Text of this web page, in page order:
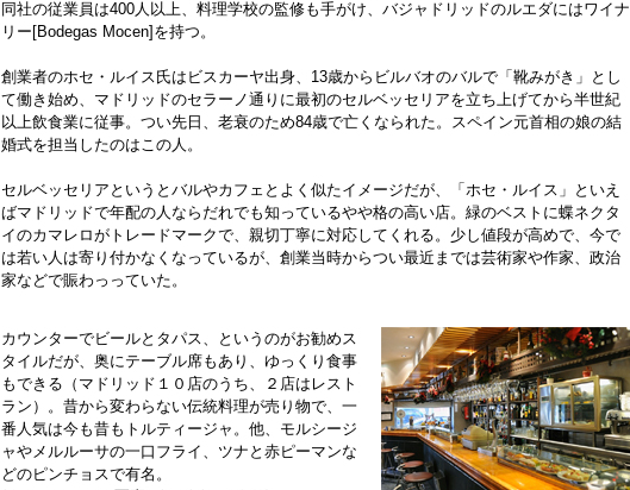
同社の従業員は400人以上、料理学校の監修も手がけ、バジャドリッドのルエダにはワイナ
リー[Bodegas Mocen]を持つ。
創業者のホセ・ルイス氏はビスカーヤ出身、13歳からビルバオのバルで「靴みがき」とし
て働き始め、マドリッドのセラーノ通りに最初のセルベッセリアを立ち上げてから半世紀
以上飲食業に従事。つい先日、老衰のため84歳で亡くなられた。スペイン元首相の娘の結
婚式を担当したのはこの人。
セルベッセリアというとバルやカフェとよく似たイメージだが、「ホセ・ルイス」といえ
ばマドリッドで年配の人ならだれでも知っているやや格の高い店。緑のベストに蝶ネクタ
イのカマレロがトレードマークで、親切丁寧に対応してくれる。少し値段が高めで、今で
は若い人は寄り付かなくなっているが、創業当時からつい最近までは芸術家や作家、政治
家などで賑わっっていた。
カウンターでビールとタパス、というのがお勧めス
タイルだが、奥にテーブル席もあり、ゆっくり食事
もできる（マドリッド１０店のうち、２店はレスト
ラン）。昔から変わらない伝統料理が売り物で、一
番人気は今も昔もトルティージャ。他、モルシージ
ャやメルルーサの一口フライ、ツナと赤ピーマンな
どのピンチョスで有名。